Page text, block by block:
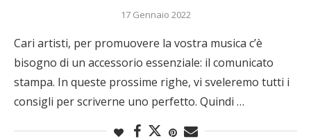
17 Gennaio 2022
Cari artisti, per promuovere la vostra musica c’è
bisogno di un accessorio essenziale: il comunicato
stampa. In queste prossime righe, vi sveleremo tutti i
consigli per scriverne uno perfetto. Quindi …